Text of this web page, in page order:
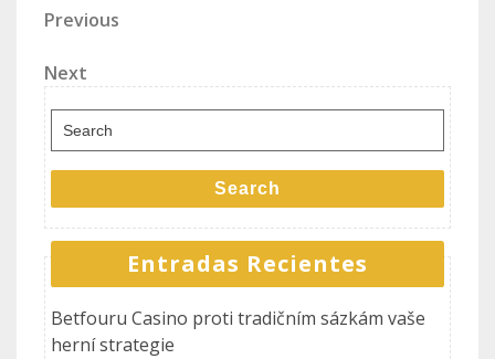
Navegación
de
entradas
Previous
Previous
Next
Post
Next
Search
for:
Search
Entradas Recientes
Betfouru Casino proti tradičním sázkám vaše
herní strategie